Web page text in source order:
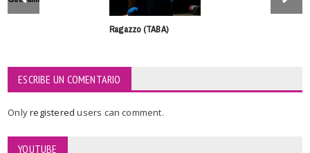
Ragazzo (TABA)
ESCRIBE UN COMENTARIO
Onlyregisteredusers can comment.
YOUTUBE